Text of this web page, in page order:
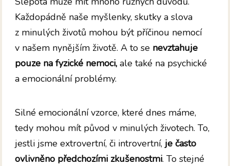
Každopádně naše myšlenky, skutky a slova
z minulých životů mohou být příčinou nemocí
v našem nynějším životě. A to se nevztahuje
pouze na fyzické nemoci,ale také na psychické
a emocionální problémy.
Silné emocionální vzorce, které dnes máme,
tedy mohou mít původ v minulých životech. To,
jestli jsme extrovertní, či introvertní, je často
ovlivněno předchozími zkušenostmi. To stejné